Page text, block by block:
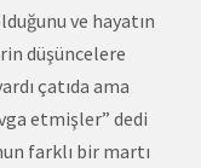
ve hayatın
düşüncelere
çatıda ama
etmişler” dedi
farklı bir martı